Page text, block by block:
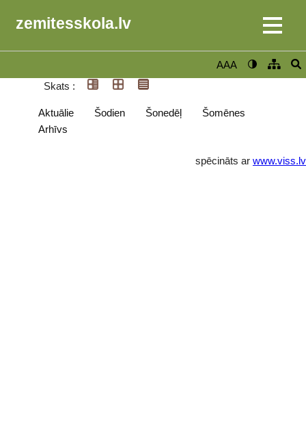
zemitesskola.lv
AAA
Skats :
Aktuālie Šodien Šonedēļ
Šomēnes
Arhīvs
spēcināts ar www.viss.lv